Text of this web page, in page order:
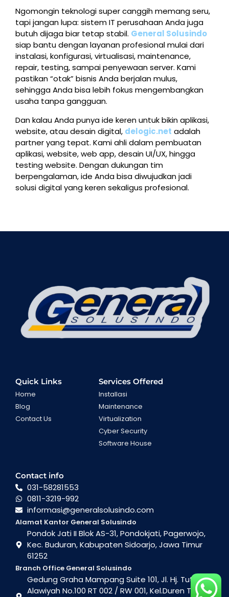
Ngomongin teknologi super canggih memang seru,
tapi jangan lupa: sistem IT perusahaan Anda juga
butuh dijaga biar tetap stabil. General Solusindo
siap bantu dengan layanan profesional mulai dari
instalasi, konfigurasi, virtualisasi, maintenance,
repair, testing, sampai penyewaan server. Kami
pastikan “otak” bisnis Anda berjalan mulus,
sehingga Anda bisa lebih fokus mengembangkan
usaha tanpa gangguan.
Dan kalau Anda punya ide keren untuk bikin aplikasi,
website, atau desain digital, delogic.net adalah
partner yang tepat. Kami ahli dalam pembuatan
aplikasi, website, web app, desain UI/UX, hingga
testing website. Dengan dukungan tim
berpengalaman, ide Anda bisa diwujudkan jadi
solusi digital yang keren sekaligus profesional.
Quick Links
Home
Blog
Contact Us
Services Offered
Installasi
Maintenance
Virtualization
Cyber Security
Software House
Contact info
031-58281553
0811-3219-992
informasi@generalsolusindo.com
Alamat Kantor General Solusindo
Pondok Jati II Blok AS-31, Pondokjati, Pagerwojo,
Kec. Buduran, Kabupaten Sidoarjo, Jawa Timur
61252
Branch Office General Solusindo
Gedung Graha Mampang Suite 101, Jl. Hj. Tutty
Alawiyah No.100 RT 002 / RW 001, Kel.Duren Tiga ,